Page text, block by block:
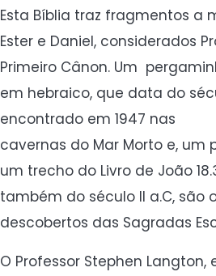
Esta Bíblia traz fragmentos a
Ester e Daniel, considerados
Primeiro Cânon. Um
em hebraico, que data do
encontrado em 1947 nas
cavernas do Mar Morto e, um
um trecho do Livro de João
também do século II a.C, são
descobertos das Sagradas
O Professor Stephen Langton,